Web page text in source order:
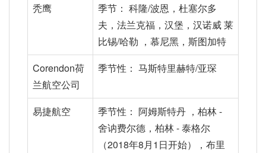
秃鹰
季节： 科隆/波恩，杜塞尔多
夫，法兰克福，汉堡，汉诺威 莱
比锡/哈勒 ，慕尼黑，斯图加特
Corendon荷
兰航空公司
季节性： 马斯特里赫特/亚琛
易捷航空
季节性： 阿姆斯特丹 ，柏林 -
舍讷费尔德，柏林 - 泰格尔
（2018年8月1日开始），布里